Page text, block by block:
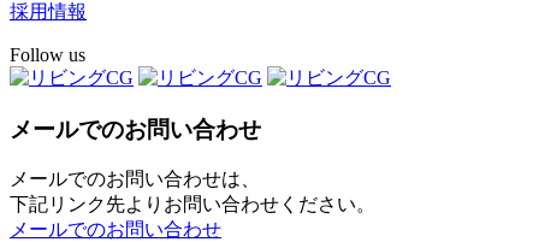
採用情報
Follow us
メールでのお問い合わせ
メールでのお問い合わせは、
下記リンク先よりお問い合わせください。
メールでのお問い合わせ